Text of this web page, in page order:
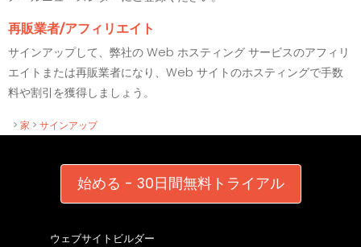
再販業者/アフィリエイト
サインアップして、弊社の Web ホスティング サービスのアフィリ
エイトまたは再販業者になり、Web サイトのホスティングで手数
料や割引を獲得しましょう。
> 家 > サインアップ
始める - 30日間無料トライアル
ウェブサイトビルダー